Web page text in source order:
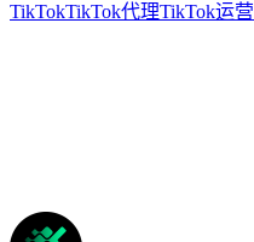
TikTokTikTok代理TikTok运营